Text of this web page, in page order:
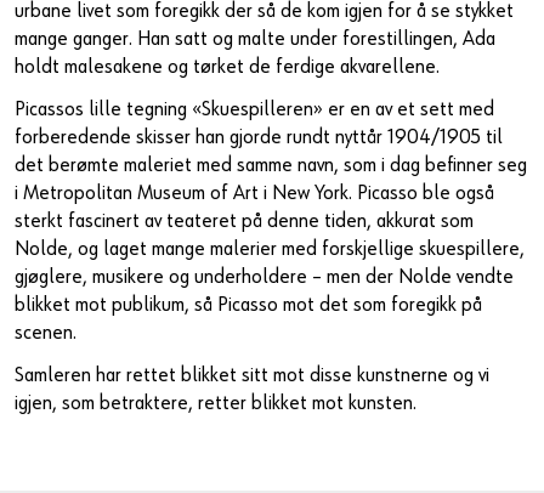
urbane livet som foregikk der så de kom igjen for å se stykket
mange ganger. Han satt og malte under forestillingen, Ada
holdt malesakene og tørket de ferdige akvarellene.
Picassos lille tegning «Skuespilleren» er en av et sett med
forberedende skisser han gjorde rundt nyttår 1904/1905 til
det berømte maleriet med samme navn, som i dag befinner seg
i Metropolitan Museum of Art i New York. Picasso ble også
sterkt fascinert av teateret på denne tiden, akkurat som
Nolde, og laget mange malerier med forskjellige skuespillere,
gjøglere, musikere og underholdere – men der Nolde vendte
blikket mot publikum, så Picasso mot det som foregikk på
scenen.
Samleren har rettet blikket sitt mot disse kunstnerne og vi
igjen, som betraktere, retter blikket mot kunsten.